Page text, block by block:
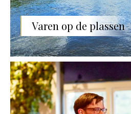
Varen op de plassen